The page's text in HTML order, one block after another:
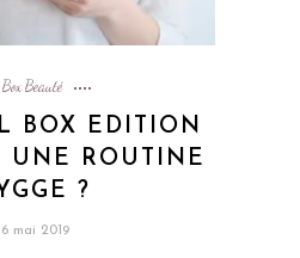
Box Beauté
BOX EDITION
UNE ROUTINE
?
mai 2019